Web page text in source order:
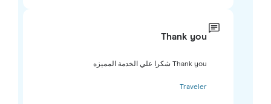
Thank you
Thank you شكرا علي الخدمة المميزه
Traveler